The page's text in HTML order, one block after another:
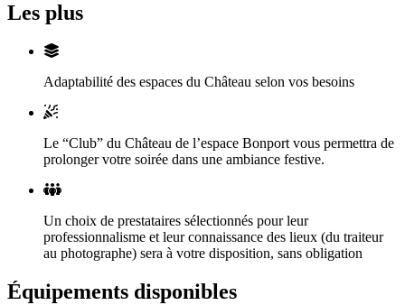
Les plus
Adaptabilité des espaces du Château selon vos besoins
Le “Club” du Château de l’espace Bonport vous permettra de
prolonger votre soirée dans une ambiance festive.
Un choix de prestataires sélectionnés pour leur
professionnalisme et leur connaissance des lieux (du traiteur
au photographe) sera à votre disposition, sans obligation
Équipements disponibles